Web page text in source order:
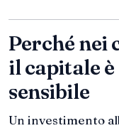
Perché
il capitale
sensibile
Un investimento